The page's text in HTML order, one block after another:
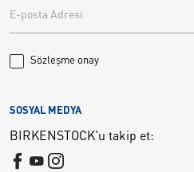
Sözleşme onay
SOSYAL MEDYA
BIRKENSTOCK'u takip et: